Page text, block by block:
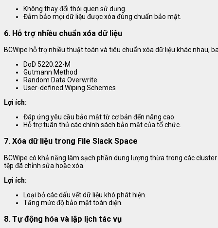
Không thay đổi thói quen sử dụng.
Đảm bảo mọi dữ liệu được xóa đúng chuẩn bảo mật.
6. Hỗ trợ nhiều chuẩn xóa dữ liệu
BCWipe hỗ trợ nhiều thuật toán và tiêu chuẩn xóa dữ liệu khác nhau,
DoD 5220.22-M
Gutmann Method
Random Data Overwrite
User-defined Wiping Schemes
Lợi ích:
Đáp ứng yêu cầu bảo mật từ cơ bản đến nâng cao.
Hỗ trợ tuân thủ các chính sách bảo mật của tổ chức.
7. Xóa dữ liệu trong File Slack Space
BCWipe có khả năng làm sạch phần dung lượng thừa trong các
tệp đã chỉnh sửa hoặc xóa.
Lợi ích:
Loại bỏ các dấu vết dữ liệu khó phát hiện.
Tăng mức độ bảo mật toàn diện.
8. Tự động hóa và lập lịch tác vụ